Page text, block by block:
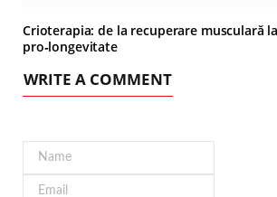
Crioterapia: de la recuperare musculară
pro‑longevitate
WRITE A COMMENT